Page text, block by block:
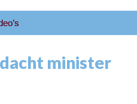
e.o.
minister